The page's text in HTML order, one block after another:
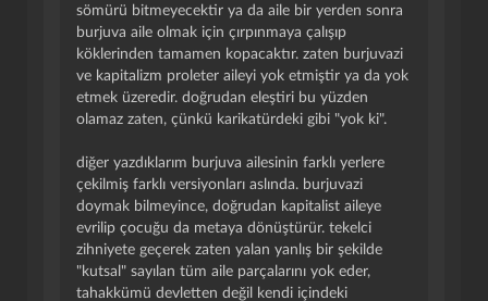
sömürü bitmeyecektir ya da aile bir yerden sonra
burjuva aile olmak için çırpınmaya çalışıp
köklerinden tamamen kopacaktır. zaten burjuvazi
ve kapitalizm proleter aileyi yok etmiştir ya da yok
etmek üzeredir. doğrudan eleştiri bu yüzden
olamaz zaten, çünkü karikatürdeki gibi "yok ki".
diğer yazdıklarım burjuva ailesinin farklı yerlere
çekilmiş farklı versiyonları aslında. burjuvazi
doymak bilmeyince, doğrudan kapitalist aileye
evrilip çocuğu da metaya dönüştürür. tekelci
zihniyete geçerek zaten yalan yanlış bir şekilde
"kutsal" sayılan tüm aile parçalarını yok eder,
tahakkümü devletten değil kendi içindeki